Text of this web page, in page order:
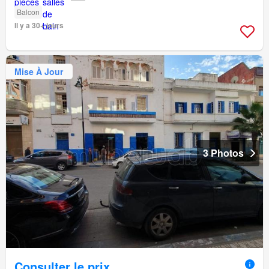
Balcon
Il y a 30+ jours
Mise À Jour
3 Photos